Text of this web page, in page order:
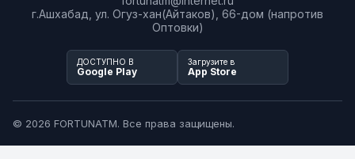
г.Ашхабад, ул. Огуз-хан(Айтаков), 66-дом (напротив
Оптовки)
ДОСТУПНО В
Google Play
Загрузите в
App Store
© 2026 FORTUNATM. Все права защищены.